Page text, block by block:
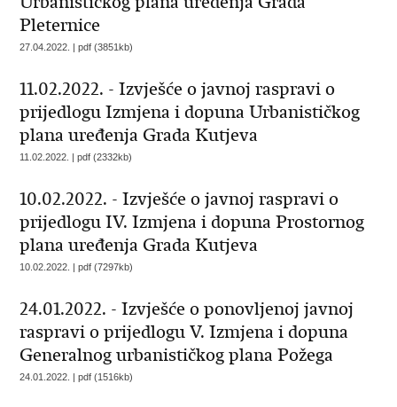
Pleternice
27.04.2022. | pdf (3851kb)
11.02.2022. - Izvješće o javnoj raspravi o
prijedlogu Izmjena i dopuna Urbanističkog
plana uređenja Grada Kutjeva
11.02.2022. | pdf (2332kb)
10.02.2022. - Izvješće o javnoj raspravi o
prijedlogu IV. Izmjena i dopuna Prostornog
plana uređenja Grada Kutjeva
10.02.2022. | pdf (7297kb)
24.01.2022. - Izvješće o ponovljenoj javnoj
raspravi o prijedlogu V. Izmjena i dopuna
Generalnog urbanističkog plana Požega
24.01.2022. | pdf (1516kb)